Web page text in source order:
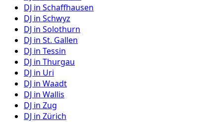
DJ in Schaffhausen
DJ in Schwyz
DJ in Solothurn
DJ in St. Gallen
DJ in Tessin
DJ in Thurgau
DJ in Uri
DJ in Waadt
DJ in Wallis
DJ in Zug
DJ in Zürich